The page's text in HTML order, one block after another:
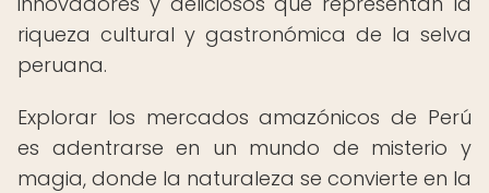
riqueza cultural y gastronómica de la selva
peruana.
Explorar los mercados amazónicos de Perú
es adentrarse en un mundo de misterio y
magia, donde la naturaleza se convierte en la